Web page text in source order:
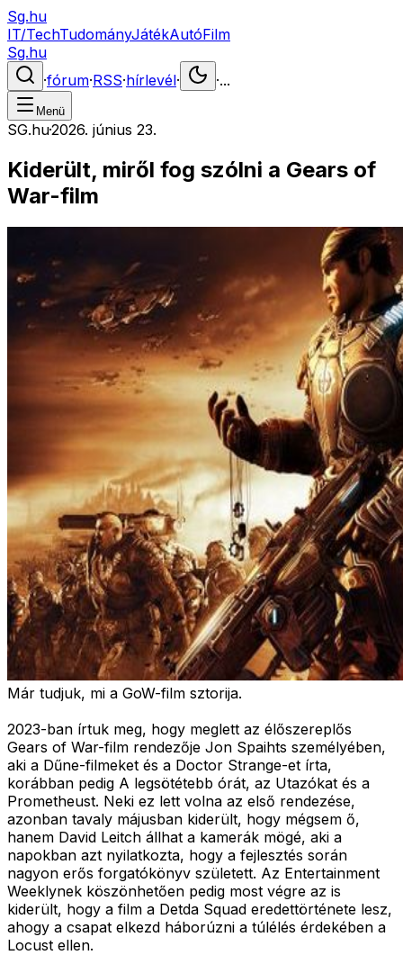
Sg.hu
IT/TechTudományJátékAutóFilm
Sg.hu
·fórum·RSS·hírlevél· ·...
Menü
SG.hu·2026. június 23.
Kiderült, miről fog szólni a Gears of
War-film
Már tudjuk, mi a GoW-film sztorija.
2023-ban írtuk meg, hogy meglett az élőszereplős
Gears of War-film rendezője Jon Spaihts személyében,
aki a Dűne-filmeket és a Doctor Strange-et írta,
korábban pedig A legsötétebb órát, az Utazókat és a
Prometheust. Neki ez lett volna az első rendezése,
azonban tavaly májusban kiderült, hogy mégsem ő,
hanem David Leitch állhat a kamerák mögé, aki a
napokban azt nyilatkozta, hogy a fejlesztés során
nagyon erős forgatókönyv született. Az Entertainment
Weeklynek köszönhetően pedig most végre az is
kiderült, hogy a film a Detda Squad eredettörténete lesz,
ahogy a csapat elkezd háborúzni a túlélés érdekében a
Locust ellen.